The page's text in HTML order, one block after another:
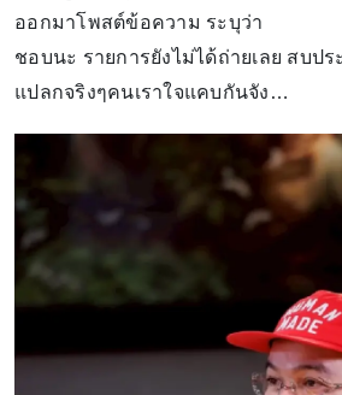
ออกมาโพสต์ข้อความ ระบุว่า
ชอบนะ รายการยังไม่ได้ถ่ายเลย สบป
แปลกจริงๆคนเราใจแคบกันจัง…